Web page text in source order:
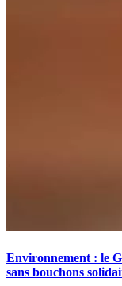
Environnement : le
sans bouchons